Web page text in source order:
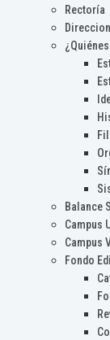
Rectoría
Balance
Campus
Campus
Fondo